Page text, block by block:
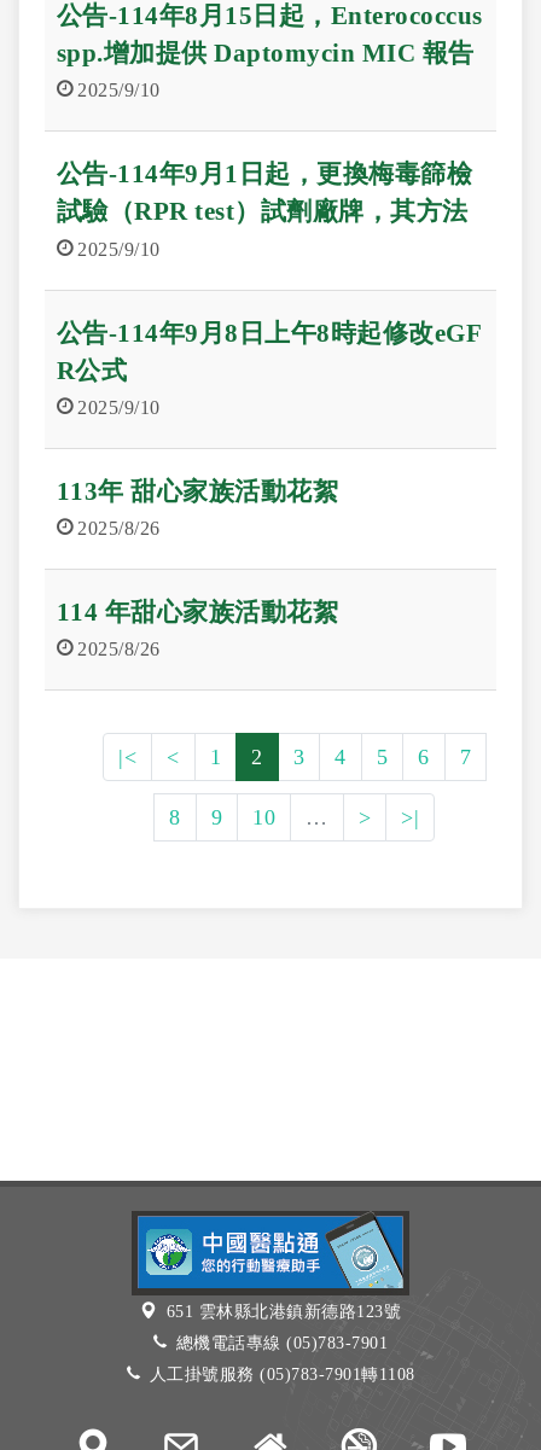
公告-114年8月15日起，Enterococcus
spp.增加提供 Daptomycin MIC 報告
2025/9/10
公告-114年9月1日起，更換梅毒篩檢
試驗（RPR test）試劑廠牌，其方法
學及生物參考區間皆無異動
2025/9/10
公告-114年9月8日上午8時起修改eGF
R公式
2025/9/10
113年 甜心家族活動花絮
2025/8/26
114 年甜心家族活動花絮
2025/8/26
|< < 1 2 3 4 5 6 7
8 9 10 … > >|
651 雲林縣北港鎮新德路123號
總機電話專線 (05)783-7901
人工掛號服務 (05)783-7901轉1108